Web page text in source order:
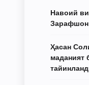
Навоий
Зарафшон
Ҳасан
маданият